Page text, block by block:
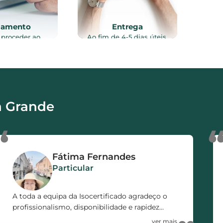
proceder ao
Entrega
Ao fim de 4-5 dias úteis,
Grande
Fátima Fernandes
Particular
A toda a equipa da Isocertificado agradeço o
profissionalismo, disponibilidade e rapidez
demonstrada no decorrer de todo o processo